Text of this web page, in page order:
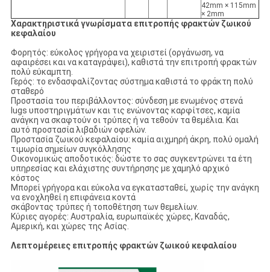
42mm × 115mm
× 2mm
Χαρακτηριστικά γνωρίσματα επιτροπής φρακτών ζωικού
κεφαλαίου
Φορητός: εύκολος γρήγορα να χειριστεί (οργάνωση, να
αφαιρέσει και να καταγράψει), καθιστά την επιτροπή φρακτών
πολύ εύκαμπτη.
Γερός: το ενδασφαλίζοντας σύστημα καθιστά το φράκτη πολύ
σταθερό
Προστασία του περιβάλλοντος: σύνδεση με ενωμένος στενά
lugs υποστηριγμάτων και τις ενώνοντας καρφίτσες, καμία
ανάγκη να σκαφτούν οι τρύπες ή να τεθούν τα θεμέλια. Και
αυτό προστασία λιβαδιών οφελών.
Προστασία ζωικού κεφαλαίου: καμία αιχμηρή άκρη, πολύ ομαλή
τιμωρία σημείων συγκόλλησης
Οικονομικώς αποδοτικός: δώστε το σας συγκεντρώνει τα έτη
υπηρεσίας και ελάχιστης συντήρησης με χαμηλό αρχικό
κόστος
Μπορεί γρήγορα και εύκολα να εγκατασταθεί, χωρίς την ανάγκη
να ενοχληθεί η επιφάνεια κοντά
σκάβοντας τρύπες ή τοποθέτηση των θεμελίων.
Κύριες αγορές: Αυστραλία, ευρωπαϊκές χώρες, Καναδάς,
Αμερική, και χώρες της Ασίας.
Λεπτομέρειες επιτροπής φρακτών ζωικού κεφαλαίου